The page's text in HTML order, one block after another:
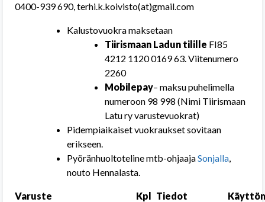
0400-939 690, terhi.k.koivisto(at)gmail.com
Kalustovuokra maksetaan
Tiirismaan Ladun tilille FI85
4212 1120 0169 63. Viitenumero
2260
Mobilepay– maksu puhelimella
numeroon 98 998 (Nimi Tiirismaan
Latu ry varustevuokrat)
Pidempiaikaiset vuokraukset sovitaan
erikseen.
Pyöränhuoltoteline mtb-ohjaajaSonjalla,
nouto Hennalasta.
Varuste Kpl Tiedot